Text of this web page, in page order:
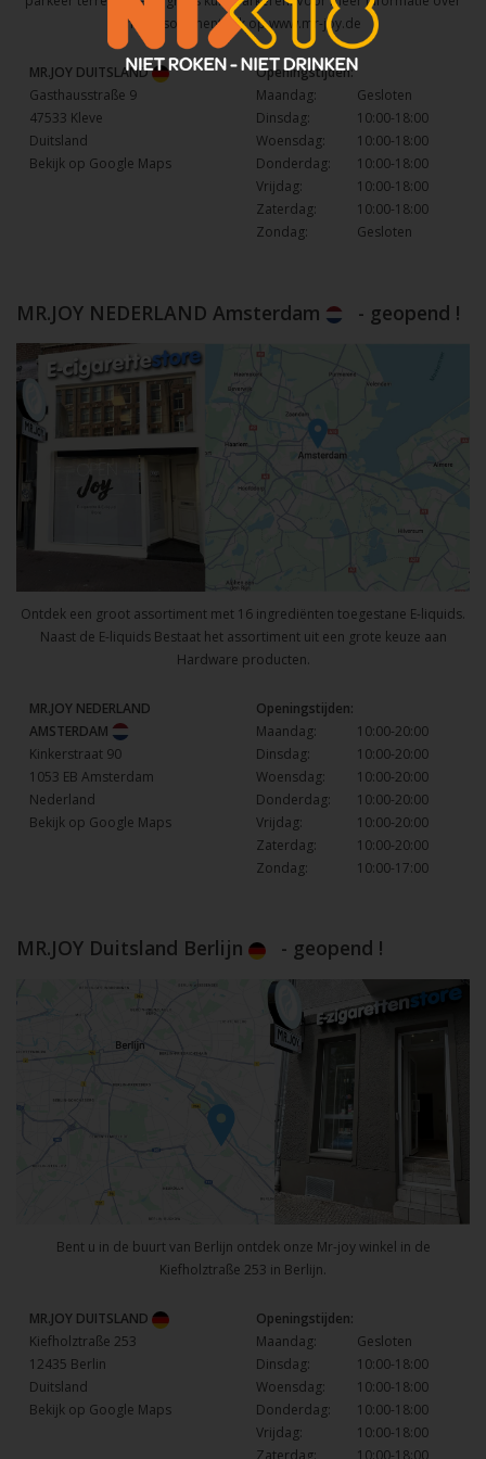
het assortiment kijk opwww.mr-joy.de
MR.JOY DUITSLAND
Gasthausstraße 9
47533 Kleve
Duitsland
Bekijk op Google Maps
Openingstijden:
Maandag:
Gesloten
Dinsdag:
10:00-18:00
Woensdag:
10:00-18:00
Donderdag:
10:00-18:00
Vrijdag:
10:00-18:00
Zaterdag:
10:00-18:00
Zondag:
Gesloten
MR.JOY NEDERLAND Amsterdam - geopend !
Ontdek een groot assortiment met 16 ingrediënten toegestane E-liquids.
Naast de E-liquids Bestaat het assortiment uit een grote keuze aan
Hardware producten.
MR.JOY NEDERLAND
AMSTERDAM
Kinkerstraat 90
1053 EB Amsterdam
Nederland
Bekijk op Google Maps
Openingstijden:
Maandag:
10:00-20:00
Dinsdag:
10:00-20:00
Woensdag:
10:00-20:00
Donderdag:
10:00-20:00
Vrijdag:
10:00-20:00
Zaterdag:
10:00-20:00
Zondag:
10:00-17:00
MR.JOY Duitsland Berlijn - geopend !
Bent u in de buurt van Berlijn ontdek onze Mr-joy winkel in de
Kiefholztraße 253 in Berlijn.
MR.JOY DUITSLAND
Kiefholztraße 253
12435 Berlin
Duitsland
Bekijk op Google Maps
Openingstijden:
Maandag:
Gesloten
Dinsdag:
10:00-18:00
Woensdag:
10:00-18:00
Donderdag:
10:00-18:00
Vrijdag:
10:00-18:00
Zaterdag:
10:00-18:00